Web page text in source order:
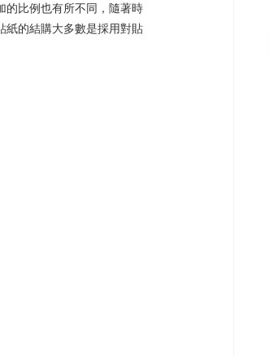
的比例也有所不同，隨著時
紙的結購大多數是採用對貼